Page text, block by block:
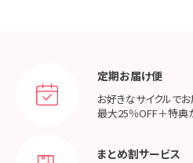
定期お届け便
お好きなサイクルでお
最大25％OFF＋特典
まとめ割サービス